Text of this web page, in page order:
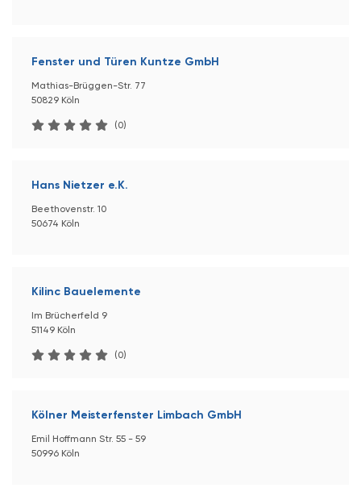
Fenster und Türen Kuntze GmbH
Mathias-Brüggen-Str. 77
50829 Köln
(0)
Hans Nietzer e.K.
Beethovenstr. 10
50674 Köln
Kilinc Bauelemente
Im Brücherfeld 9
51149 Köln
(0)
Kölner Meisterfenster Limbach GmbH
Emil Hoffmann Str. 55 - 59
50996 Köln